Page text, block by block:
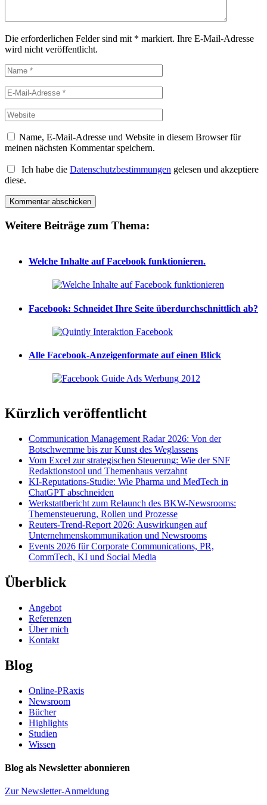
Die erforderlichen Felder sind mit * markiert. Ihre E-Mail-Adresse
wird nicht veröffentlicht.
Name, E-Mail-Adresse und Website in diesem Browser für
meinen nächsten Kommentar speichern.
Ich habe die Datenschutzbestimmungen gelesen und akzeptiere
diese.
Weitere Beiträge zum Thema:
Welche Inhalte auf Facebook funktionieren.
Facebook: Schneidet Ihre Seite überdurchschnittlich ab?
Alle Facebook-Anzeigenformate auf einen Blick
Kürzlich veröffentlicht
Communication Management Radar 2026: Von der
Botschwemme bis zur Kunst des Weglassens
Vom Excel zur strategischen Steuerung: Wie der SNF
Redaktionstool und Themenhaus verzahnt
KI-Reputations-Studie: Wie Pharma und MedTech in
ChatGPT abschneiden
Werkstattbericht zum Relaunch des BKW-Newsrooms:
Themensteuerung, Rollen und Prozesse
Reuters-Trend-Report 2026: Auswirkungen auf
Unternehmenskommunikation und Newsrooms
Events 2026 für Corporate Communications, PR,
CommTech, KI und Social Media
Überblick
Angebot
Referenzen
Über mich
Kontakt
Blog
Online-PRaxis
Newsroom
Bücher
Highlights
Studien
Wissen
Blog als Newsletter abonnieren
Zur Newsletter-Anmeldung